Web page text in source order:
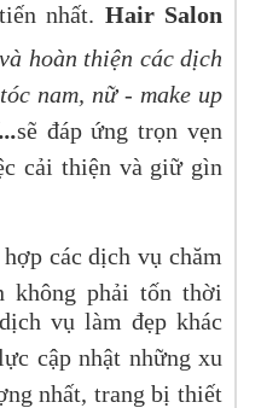
nhất. Hair Salon
hoàn thiện các dịch
nam, nữ - make up
sẽ đáp ứng trọn vẹn
cải thiện và giữ gìn
các dịch vụ chăm
không phải tốn thời
vụ làm đẹp khác
cập nhật những xu
nhất, trang bị thiết